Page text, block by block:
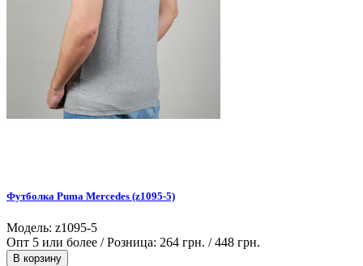
Футболка Puma Mercedes (z1095-5)
Модель: z1095-5
Опт 5 или более / Розница: 264 грн. /448 грн.
В корзину